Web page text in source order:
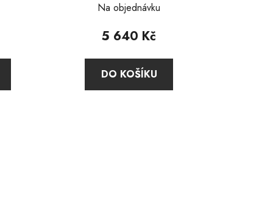
hodnocení
produktu
2,0
z
Na objednávku
5 640 Kč
DO KOŠÍKU